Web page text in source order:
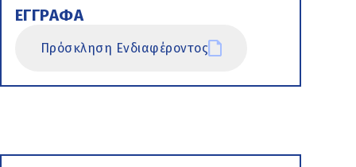
ΕΓΓΡΑΦΑ
Πρόσκληση Ενδιαφέροντος